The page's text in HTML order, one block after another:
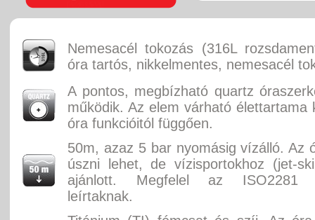
Nemesacél tokozás (316L
óra tartós, nikkelmentes, nemesacél
A pontos, megbízható quartz
működik. Az elem várható élettartama
óra funkcióitól függően.
50m, azaz 5 bar nyomásig vízálló. Az
úszni lehet, de vízisportokhoz (jet-
ajánlott. Megfelel az ISO2281
leírtaknak.